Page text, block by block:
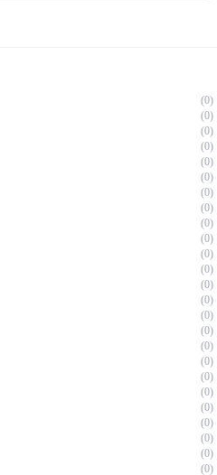
0
0
0
0
0
0
0
0
0
0
0
0
0
0
0
0
0
0
0
0
0
0
0
0
0